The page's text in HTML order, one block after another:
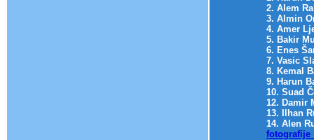
2. Alem
3. Almin
4. Amer
5. Bakir
6. Enes
7. Vasic
8. Kemal
9. Harun
10. Suad
12. Damir
13. Ilhan
14. Alen
fotografije